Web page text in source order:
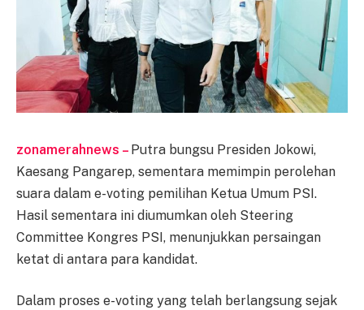
zonamerahnews – Putra bungsu Presiden Jokowi,
Kaesang Pangarep, sementara memimpin perolehan
suara dalam e-voting pemilihan Ketua Umum PSI.
Hasil sementara ini diumumkan oleh Steering
Committee Kongres PSI, menunjukkan persaingan
ketat di antara para kandidat.
Dalam proses e-voting yang telah berlangsung sejak